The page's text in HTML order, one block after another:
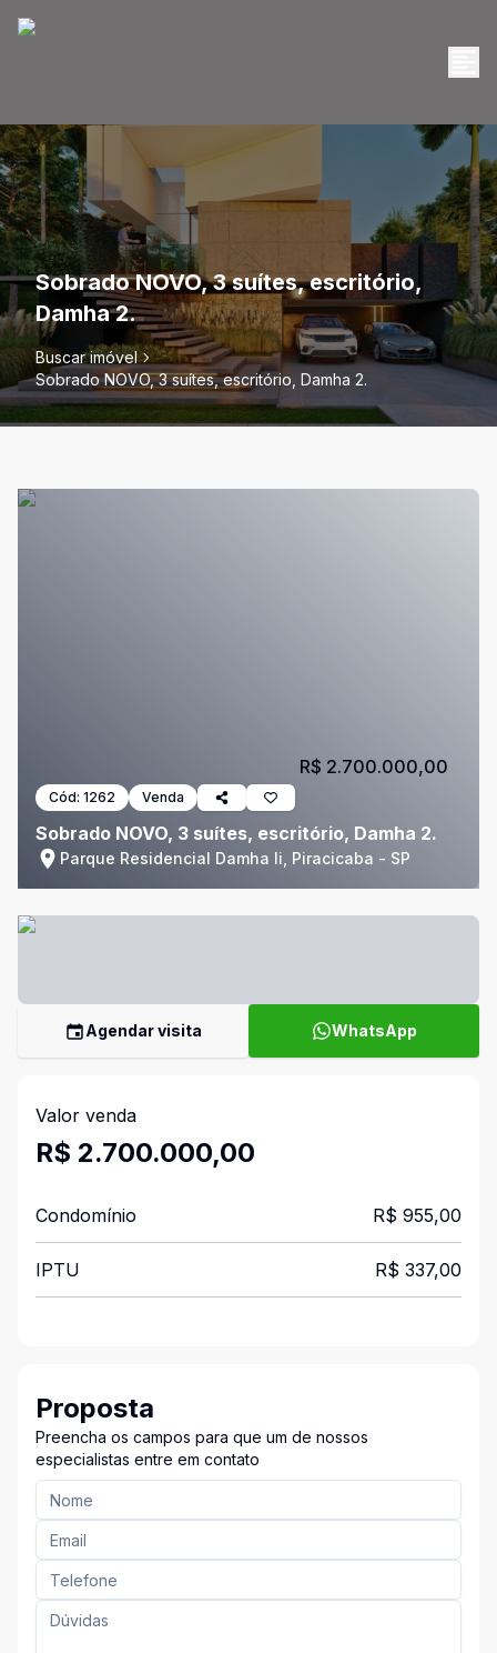
Sobrado NOVO, 3 suítes, escritório,
Damha 2.
Buscar imóvel
Sobrado NOVO, 3 suítes, escritório, Damha 2.
Cód: 1262 Venda
Sobrado NOVO, 3 suítes, escritório, Damha 2.
Parque Residencial Damha Ii, Piracicaba - SP
R$ 2.700.000,00
Agendar visita WhatsApp
Valor venda
R$ 2.700.000,00
Condomínio R$ 955,00
IPTU R$ 337,00
Proposta
Preencha os campos para que um de nossos
especialistas entre em contato